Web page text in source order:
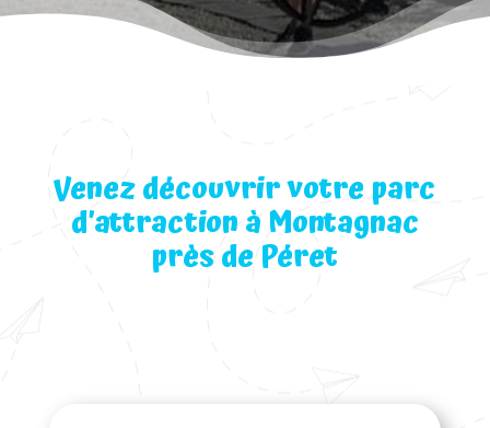
Venez découvrir votre parc
d’attraction à Montagnac
près de Péret